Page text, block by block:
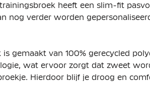
heeft een slim-fit
nog verder worden
gemaakt van 100% gerecycled
wat ervoor zorgt dat zweet
Hierdoor blijf je droog en